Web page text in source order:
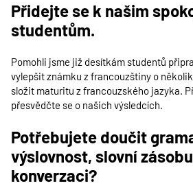
Přidejte se k našim
studentům.
Pomohli jsme již desítkám studentů
vylepšit známku z francouzštiny o
složit maturitu z francouzského jazyka.
přesvědčte se o našich výsledcích.
Potřebujete doučit
výslovnost, slovní
konverzaci?